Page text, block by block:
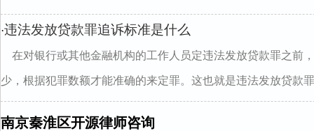
·违法发放贷款罪追诉标准是什么
在对银行或其他金融机构的工作人员定违法发放贷款罪之前
少，根据犯罪数额才能准确的来定罪。这也就是违法发放贷款
南京秦淮区开源律师咨询